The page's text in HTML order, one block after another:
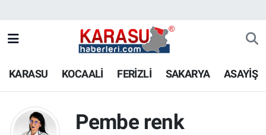
KARASU KOCAALİ FERİZLİ SAKARYA ASAYİŞ
Pembe renk